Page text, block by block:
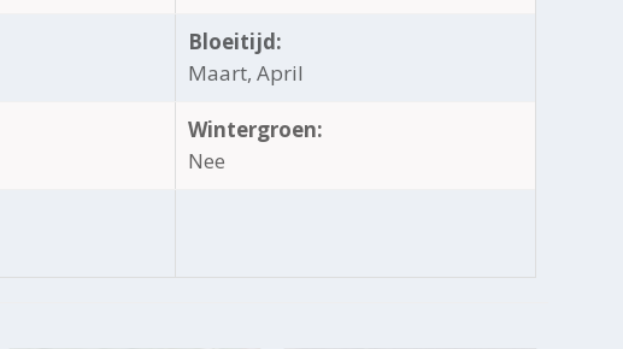
Bloeitijd:
Maart, April
Wintergroen:
Nee